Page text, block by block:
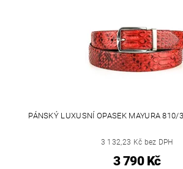
PÁNSKÝ LUXUSNÍ OPASEK MAYURA 810/
3 132,23 Kč bez DPH
3 790 Kč